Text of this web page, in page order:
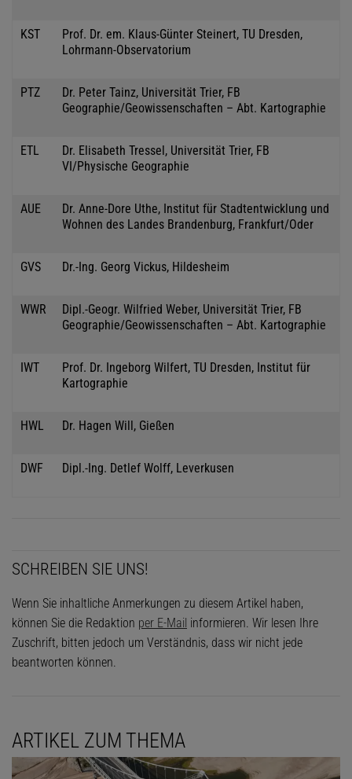
KST
Prof. Dr. em. Klaus-Günter Steinert, TU Dresden,
Lohrmann-Observatorium
PTZ
Dr. Peter Tainz, Universität Trier, FB
Geographie/Geowissenschaften – Abt. Kartographie
ETL
Dr. Elisabeth Tressel, Universität Trier, FB
VI/Physische Geographie
AUE
Dr. Anne-Dore Uthe, Institut für Stadtentwicklung und
Wohnen des Landes Brandenburg, Frankfurt/Oder
GVS Dr.-Ing. Georg Vickus, Hildesheim
WWR
Dipl.-Geogr. Wilfried Weber, Universität Trier, FB
Geographie/Geowissenschaften – Abt. Kartographie
IWT
Prof. Dr. Ingeborg Wilfert, TU Dresden, Institut für
Kartographie
HWL Dr. Hagen Will, Gießen
DWF Dipl.-Ing. Detlef Wolff, Leverkusen
SCHREIBEN SIE UNS!
Wenn Sie inhaltliche Anmerkungen zu diesem Artikel haben,
können Sie die Redaktion per E-Mail informieren. Wir lesen Ihre
Zuschrift, bitten jedoch um Verständnis, dass wir nicht jede
beantworten können.
ARTIKEL ZUM THEMA